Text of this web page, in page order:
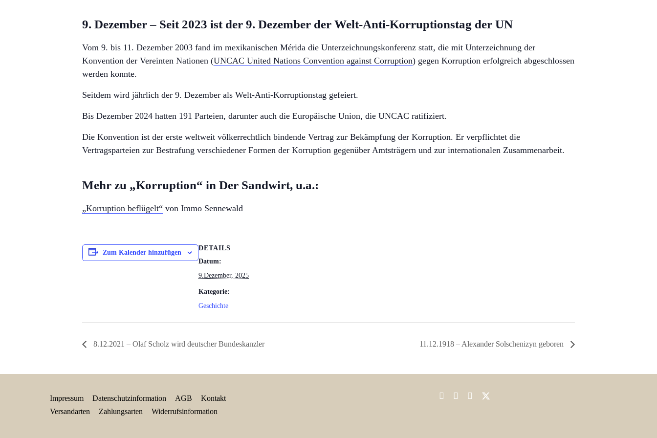
9. Dezember – Seit 2023 ist der 9. Dezember der Welt-Anti-Korruptionstag der UN
Vom 9. bis 11. Dezember 2003 fand im mexikanischen Mérida die Unterzeichnungskonferenz statt, die mit Unterzeichnung der
Konvention der Vereinten Nationen (UNCAC United Nations Convention against Corruption) gegen Korruption erfolgreich abgeschlossen
werden konnte.
Seitdem wird jährlich der 9. Dezember als Welt-Anti-Korruptionstag gefeiert.
Bis Dezember 2024 hatten 191 Parteien, darunter auch die Europäische Union, die UNCAC ratifiziert.
Die Konvention ist der erste weltweit völkerrechtlich bindende Vertrag zur Bekämpfung der Korruption. Er verpflichtet die
Vertragsparteien zur Bestrafung verschiedener Formen der Korruption gegenüber Amtsträgern und zur internationalen Zusammenarbeit.
Mehr zu „Korruption“ in Der Sandwirt, u.a.:
„Korruption beflügelt“ von Immo Sennewald
Zum Kalender hinzufügen
DETAILS
Datum:
9.Dezember, 2025
Kategorie:
Geschichte
8.12.2021 – Olaf Scholz wird deutscher Bundeskanzler 11.12.1918 – Alexander Solschenizyn geboren
Impressum Datenschutzinformation AGB
Kontakt
Versandarten
Zahlungsarten Widerrufsinformation